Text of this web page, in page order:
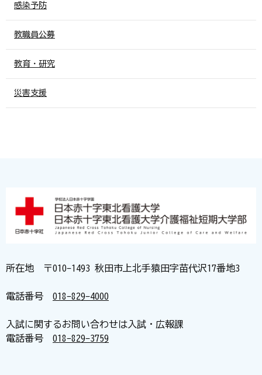
感染予防
教職員公募
教育・研究
災害支援
所在地 〒010-1493 秋田市上北手猿田字苗代沢17番地3
電話番号 018-829-4000
入試に関するお問い合わせは入試・広報課
電話番号 018-829-3759